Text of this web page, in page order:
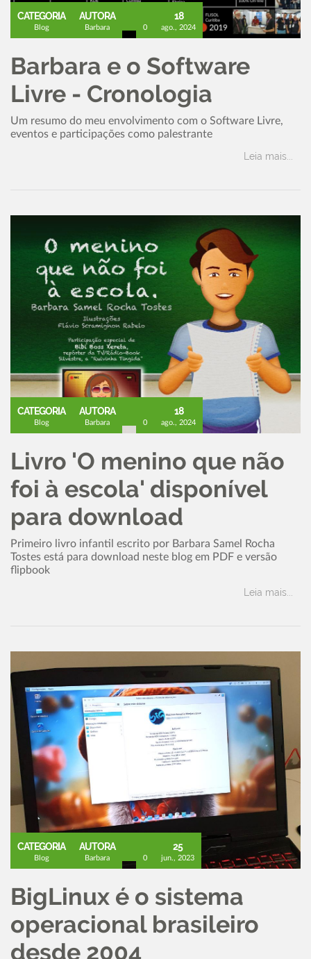
CATEGORIA
Blog
AUTORA
Barbara 0
18
ago., 2024
Barbara e o Software
Livre - Cronologia
Um resumo do meu envolvimento com o Software Livre,
eventos e participações como palestrante
Leia mais...
CATEGORIA
Blog
AUTORA
Barbara 0
18
ago., 2024
Livro 'O menino que não
foi à escola' disponível
para download
Primeiro livro infantil escrito por Barbara Samel Rocha
Tostes está para download neste blog em PDF e versão
flipbook
Leia mais...
CATEGORIA
Blog
AUTORA
Barbara 0
25
jun., 2023
BigLinux é o sistema
operacional brasileiro
desde 2004